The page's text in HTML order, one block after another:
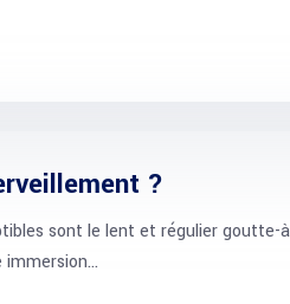
?
sont le lent et régulier
immersion…